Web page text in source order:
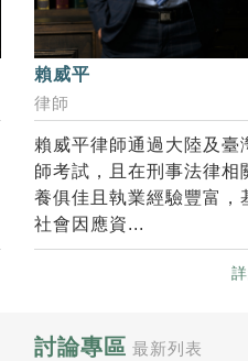
賴威平
律師
賴威平律師通過大陸及臺
師考試，且在刑事法律相
養俱佳且執業經驗豐富，
社會因應資...
討論專區 最新列表